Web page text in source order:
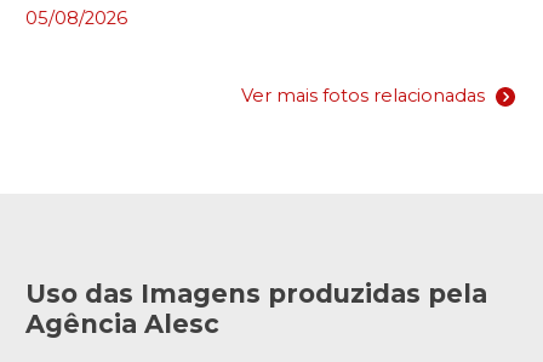
05/08/2026
Ver mais fotos relacionadas
Uso das Imagens produzidas pela
Agência Alesc